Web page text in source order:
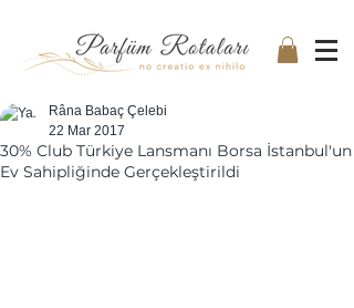
30% Club Türkiye Lansmanı Borsa İstanbul'un
Ev Sahipliğinde Gerçekleştirildi
Râna Babaç Çelebi
22 Mar 2017